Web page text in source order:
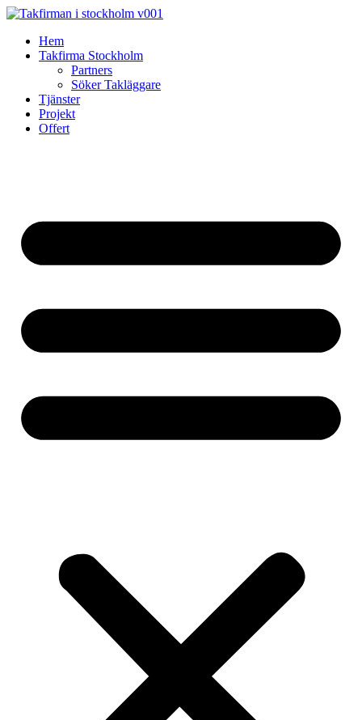
Skip
contentHem
Takfirma Stockholm
Partners
Söker Takläggare
Tjänster
Projekt
Offert